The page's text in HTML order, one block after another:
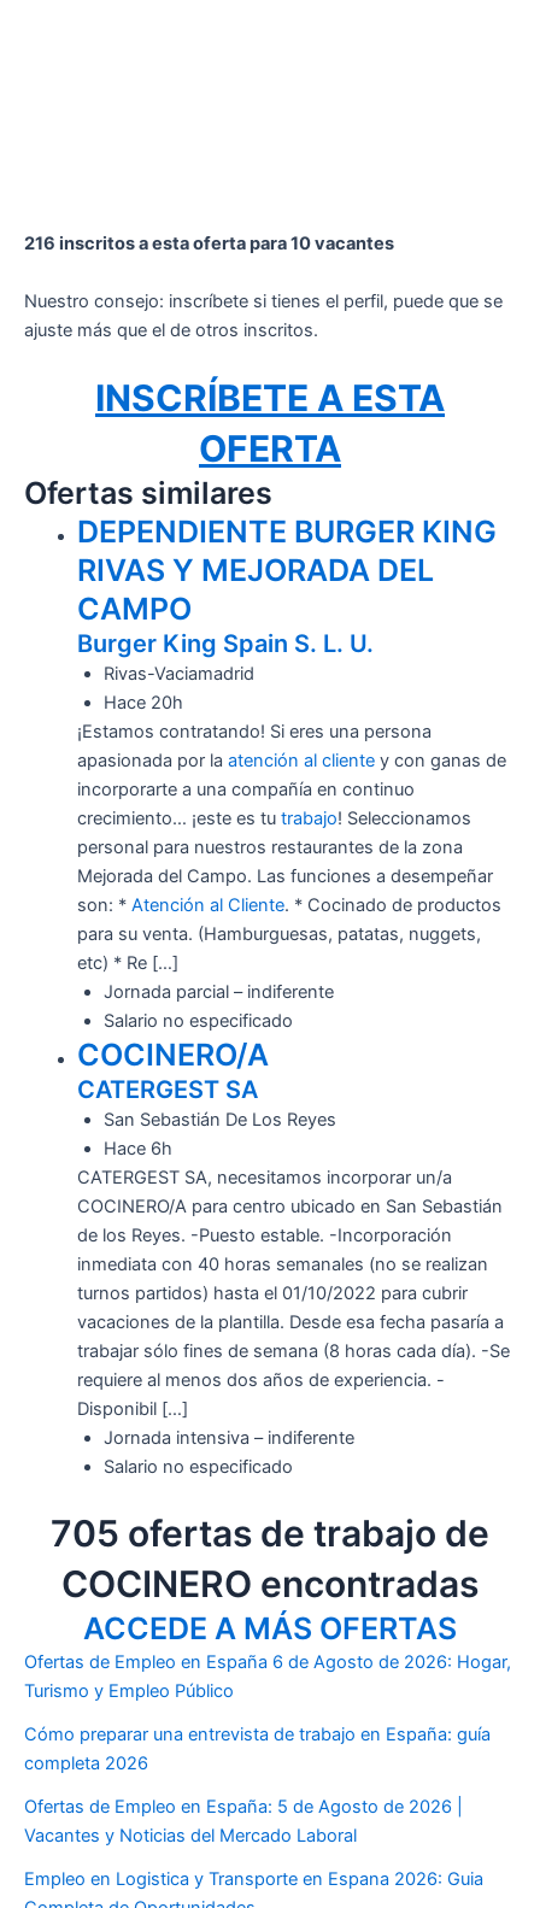
216 inscritos a esta oferta para 10 vacantes
Nuestro consejo: inscríbete si tienes el perfil, puede que se
ajuste más que el de otros inscritos.
INSCRÍBETE A ESTA
OFERTA
Ofertas similares
DEPENDIENTE BURGER KING
RIVAS Y MEJORADA DEL
CAMPO
Burger King Spain S. L. U.
Rivas-Vaciamadrid
Hace 20h
¡Estamos contratando! Si eres una persona
apasionada por la atención al clientey con ganas de
incorporarte a una compañía en continuo
crecimiento… ¡este es tu trabajo! Seleccionamos
personal para nuestros restaurantes de la zona
Mejorada del Campo. Las funciones a desempeñar
son: * Atención al Cliente. * Cocinado de productos
para su venta. (Hamburguesas, patatas, nuggets,
etc) * Re […]
Jornada parcial – indiferente
Salario no especificado
COCINERO/A
CATERGEST SA
San Sebastián De Los Reyes
Hace 6h
CATERGEST SA, necesitamos incorporar un/a
COCINERO/A para centro ubicado en San Sebastián
de los Reyes. -Puesto estable. -Incorporación
inmediata con 40 horas semanales (no se realizan
turnos partidos) hasta el 01/10/2022 para cubrir
vacaciones de la plantilla. Desde esa fecha pasaría a
trabajar sólo fines de semana (8 horas cada día). -Se
requiere al menos dos años de experiencia. -
Disponibil […]
Jornada intensiva – indiferente
Salario no especificado
705 ofertas de trabajo de
COCINERO encontradas
ACCEDE A MÁS OFERTAS
Ofertas de Empleo en España 6 de Agosto de 2026: Hogar,
Turismo y Empleo Público
Cómo preparar una entrevista de trabajo en España: guía
completa 2026
Ofertas de Empleo en España: 5 de Agosto de 2026 |
Vacantes y Noticias del Mercado Laboral
Empleo en Logistica y Transporte en Espana 2026: Guia